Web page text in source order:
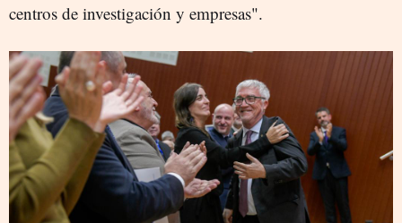
centros de investigación y empresas".